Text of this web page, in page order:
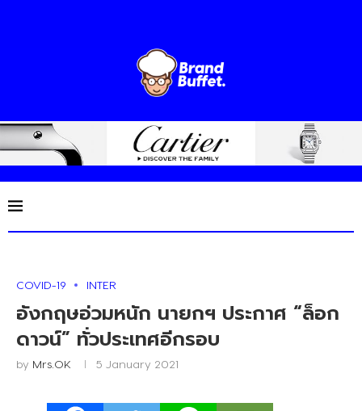
COVID-19 INTER
อังกฤษอ่วมหนัก นายกฯ ประกาศ “ล็อก
ดาวน์” ทั่วประเทศอีกรอบ
by Mrs.OK 5 January 2021